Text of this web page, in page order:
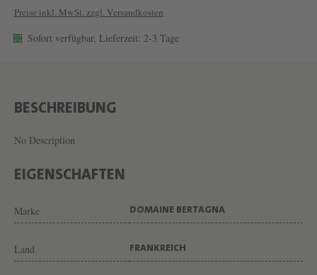
G
E
1
C
R
"
Preise inkl. MwSt. zzgl. Versandkosten
Sofort verfügbar, Lieferzeit: 2-3 Tage
BESCHREIBUNG
No Description
EIGENSCHAFTEN
Marke DOMAINE BERTAGNA
Land FRANKREICH